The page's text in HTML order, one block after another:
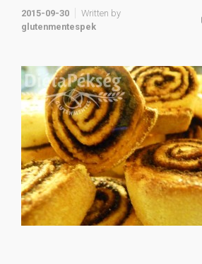
2015-09-30
Written by
glutenmentespek